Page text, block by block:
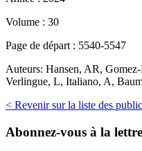
Volume : 30
Page de départ : 5540-5547
Auteurs: Hansen, AR,
Verlingue, L, Italiano, A,
< Revenir sur la liste des
Abonnez-vous à la